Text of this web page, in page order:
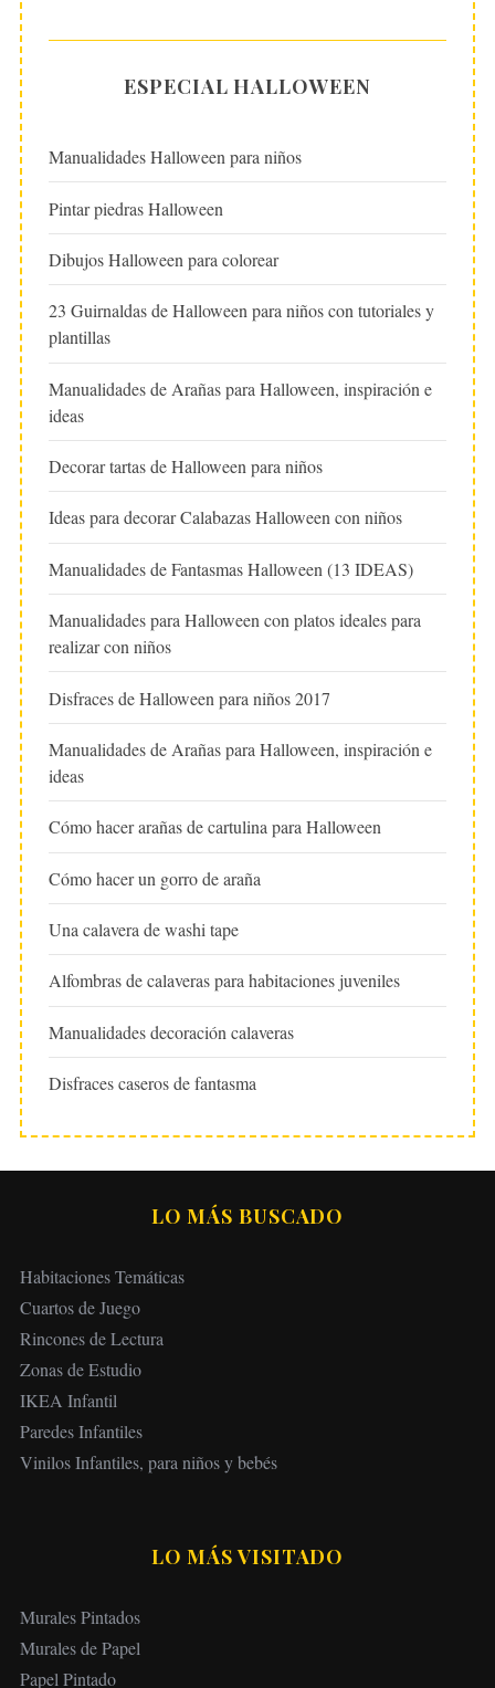
ESPECIAL HALLOWEEN
Manualidades Halloween para niños
Pintar piedras Halloween
Dibujos Halloween para colorear
23 Guirnaldas de Halloween para niños con tutoriales y
plantillas
Manualidades de Arañas para Halloween, inspiración e
ideas
Decorar tartas de Halloween para niños
Ideas para decorar Calabazas Halloween con niños
Manualidades de Fantasmas Halloween (13 IDEAS)
Manualidades para Halloween con platos ideales para
realizar con niños
Disfraces de Halloween para niños 2017
Manualidades de Arañas para Halloween, inspiración e
ideas
Cómo hacer arañas de cartulina para Halloween
Cómo hacer un gorro de araña
Una calavera de washi tape
Alfombras de calaveras para habitaciones juveniles
Manualidades decoración calaveras
Disfraces caseros de fantasma
LO MÁS BUSCADO
Habitaciones Temáticas
Cuartos de Juego
Rincones de Lectura
Zonas de Estudio
IKEA Infantil
Paredes Infantiles
Vinilos Infantiles, para niños y bebés
LO MÁS VISITADO
Murales Pintados
Murales de Papel
Papel Pintado